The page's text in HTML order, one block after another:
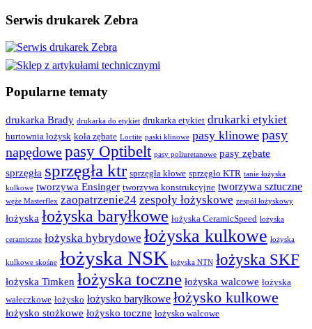
Serwis drukarek Zebra
Popularne tematy
drukarka Brady drukarka do etykiet drukarka etykiet drukarki etykiet
hurtownia łożysk koła zębate Loctite paski klinowe pasy klinowe pasy
napędowepasy Optibelt pasy poliuretanowe pasy zębate
sprzęgła sprzęgła ktr sprzęgła kłowe sprzęgło KTR tanie łożyska
kulkowe tworzywa Ensinger tworzywa konstrukcyjne tworzywa sztuczne
węże Masterflex zaopatrzenie24 zespoły łożyskowe zespół łożyskowy
łożyska łożyska baryłkowe łożyska CeramicSpeed łożyska
ceramiczne łożyska hybrydowe łożyska kulkowe łożyska
kulkowe skośne łożyska NSK łożyska NTN łożyska SKF
łożyska Timken łożyska toczne łożyska walcowe łożyska
wałeczkowe łożysko łożysko baryłkowe łożysko kulkowe
łożysko stożkowe łożysko toczne łożysko walcowe